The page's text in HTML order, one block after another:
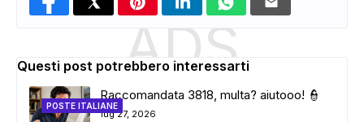
ADS
Questi post potrebbero interessarti
POSTE ITALIANE
Raccomandata 3818, multa? aiutooo! 👮
lug 27, 2026